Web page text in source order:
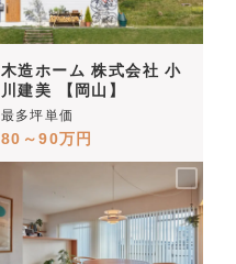
木造ホーム 株式会社 小
川建美 【岡山】
最多坪単価
80～90万円